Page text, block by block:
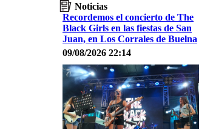
Noticias
Recordemos el concierto de The
Black Girls en las fiestas de San
Juan, en Los Corrales de Buelna
09/08/2026 22:14